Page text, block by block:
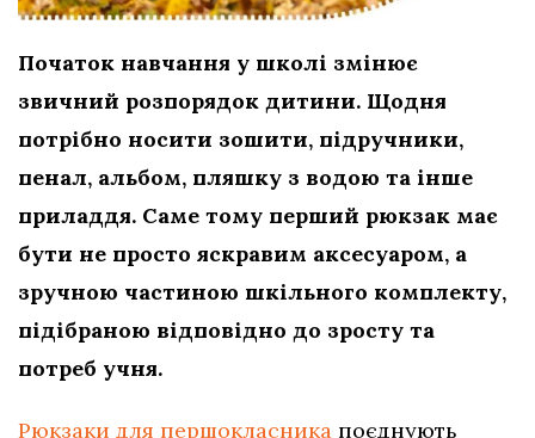
Початок навчання у школі змінює
звичний розпорядок дитини. Щодня
потрібно носити зошити, підручники,
пенал, альбом, пляшку з водою та інше
приладдя. Саме тому перший рюкзак має
бути не просто яскравим аксесуаром, а
зручною частиною шкільного комплекту,
підібраною відповідно до зросту та
потреб учня.
Рюкзаки для першокласника поєднують